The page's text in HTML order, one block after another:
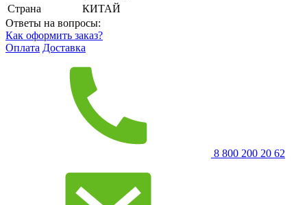
Страна
КИТАЙ
Ответы на вопросы:
Как оформить заказ?
Оплата Доставка
8 800 200 20 62